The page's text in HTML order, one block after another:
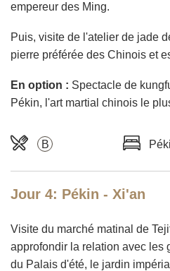
empereur des Ming.
Puis, visite de l'atelier de jade
pierre préférée des Chinois et
En option : Spectacle de
Pékin, l'art martial chinois le
B
Jour 4: Pékin - Xi'an
Visite du marché matinal de
approfondir la relation avec les
du Palais d'été, le jardin